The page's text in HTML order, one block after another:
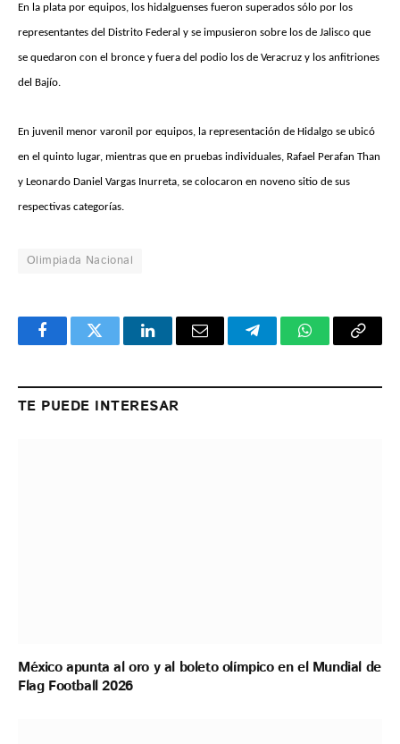
En la plata por equipos, los hidalguenses fueron superados sólo por los
representantes del Distrito Federal y se impusieron sobre los de Jalisco que
se quedaron con el bronce y fuera del podio los de Veracruz y los anfitriones
del Bajío.
En juvenil menor varonil por equipos, la representación de Hidalgo se ubicó
en el quinto lugar, mientras que en pruebas individuales, Rafael Perafan Than
y Leonardo Daniel Vargas Inurreta, se colocaron en noveno sitio de sus
respectivas categorías.
Olimpiada Nacional
FacebookTwitter LinkedInEmail TelegramWhatsApp
Copy
TE PUEDE INTERESAR
México apunta al oro y al boleto olímpico en el Mundial de
Flag Football 2026